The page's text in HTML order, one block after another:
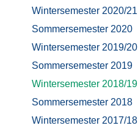
Wintersemester 2020/21
Sommersemester 2020
Wintersemester 2019/20
Sommersemester 2019
Wintersemester 2018/19
Sommersemester 2018
Wintersemester 2017/18